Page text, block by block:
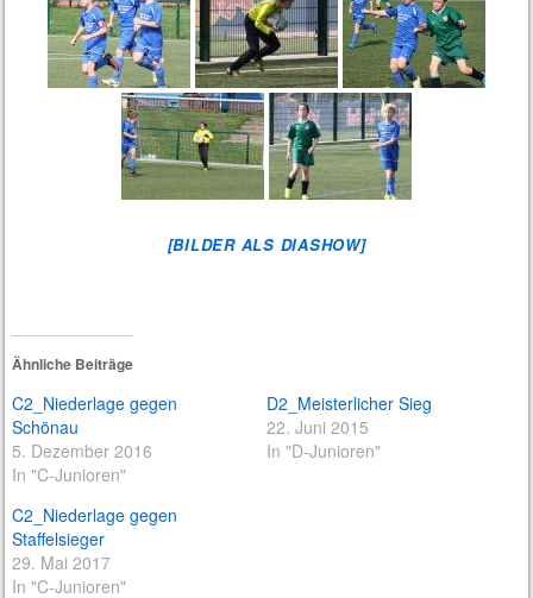
[BILDER ALS DIASHOW]
Ähnliche Beiträge
C2_Niederlage gegen
Schönau
5. Dezember 2016
In "C-Junioren"
D2_Meisterlicher Sieg
22. Juni 2015
In "D-Junioren"
C2_Niederlage gegen
Staffelsieger
29. Mai 2017
In "C-Junioren"